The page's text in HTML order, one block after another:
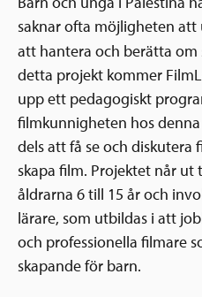
saknar ofta möjligheten
att hantera och berätta om
detta projekt kommer
upp ett pedagogiskt
filmkunnigheten hos
dels att få se och diskutera
skapa film. Projektet når ut
åldrarna 6 till 15 år och
lärare, som utbildas i att
och professionella filmare
skapande för barn.